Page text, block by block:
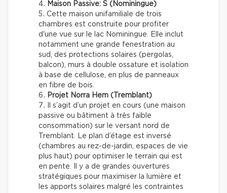
Maison Passive: S (Nominingue)
Cette maison unifamiliale de trois
chambres est construite pour profiter
d'une vue sur le lac Nominingue. Elle inclut
notamment une grande fenestration au
sud, des protections solaires (pergolas,
balcon), murs à double ossature et isolation
à base de cellulose, en plus de panneaux
en fibre de bois.
Projet Norra Hem (Tremblant)
Il s’agit d’un projet en cours (une maison
passive ou bâtiment à très faible
consommation) sur le versant nord de
Tremblant. Le plan d’étage est inversé
(chambres au rez-de-jardin, espaces de vie
plus haut) pour optimiser le terrain qui est
en pente. Il y a de grandes ouvertures
stratégiques pour maximiser la lumière et
les apports solaires malgré les contraintes